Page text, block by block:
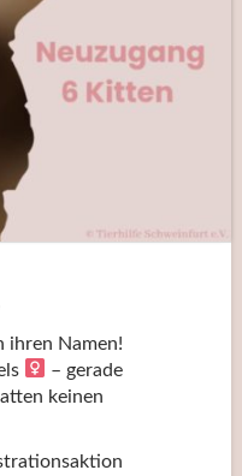
ihren Namen!
– gerade
keinen